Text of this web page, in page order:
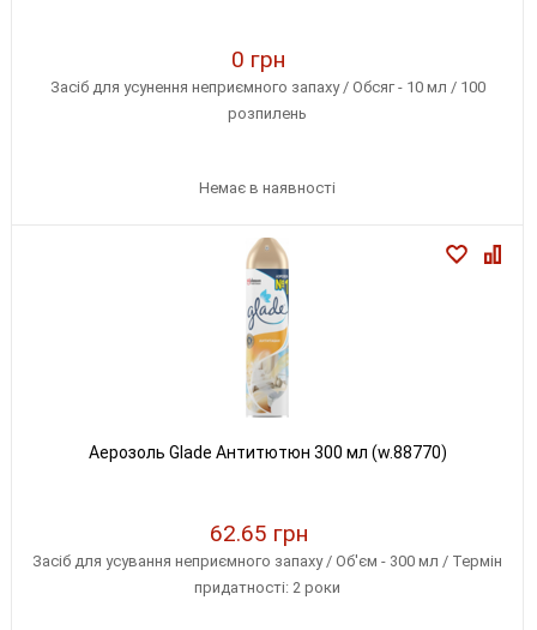
0 грн
Засіб для усунення неприємного запаху / Обсяг - 10 мл / 100
розпилень
Немає в наявності
Аерозоль Glade Антитютюн 300 мл (w.88770)
62.65 грн
Засіб для усування неприємного запаху / Об'єм - 300 мл / Термін
придатності: 2 роки